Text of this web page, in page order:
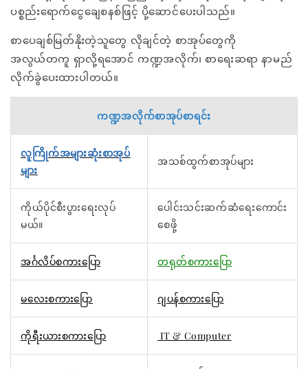
ပစ္စည်းရောက်ငွေချေစနစ်ဖြင့် ပို့ဆောင်ပေးပါသည်။
စာပေချစ်မြတ်နိုးတဲ့သူတွေ လိုချင်တဲ့ စာအုပ်တွေကို
အလွယ်တကူ ရှာလို့ရအောင် ကဏ္ဍအလိုက်၊ စာရေးဆရာ နာမည်
လိုက်ခွဲပေးထားပါတယ်။
ကဏ္ဍအလိုက်စာအုပ်စာရင်း
လူကြိုက်အများဆုံးစာအုပ်
များ
အသစ်ထွက်စာအုပ်များ
ကိုယ်ပိုင်စီးပွားရေးလုပ်
မယ်။
ပေါင်းသင်းဆက်ဆံရေးကောင်း
စေဖို့
အင်္ဂလိပ်စကားပြော တရုတ်စကားပြော
မလေးစကားပြော ဂျပန်စကားပြော
ကိုရီးယားစကားပြော IT & Computer